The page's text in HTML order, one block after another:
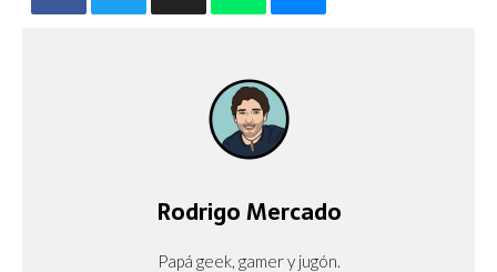
Rodrigo Mercado
Papá geek, gamer y jugón.